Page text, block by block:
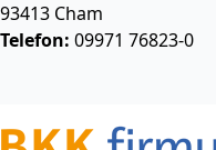
93413 Cham
Telefon: 09971 76823-0